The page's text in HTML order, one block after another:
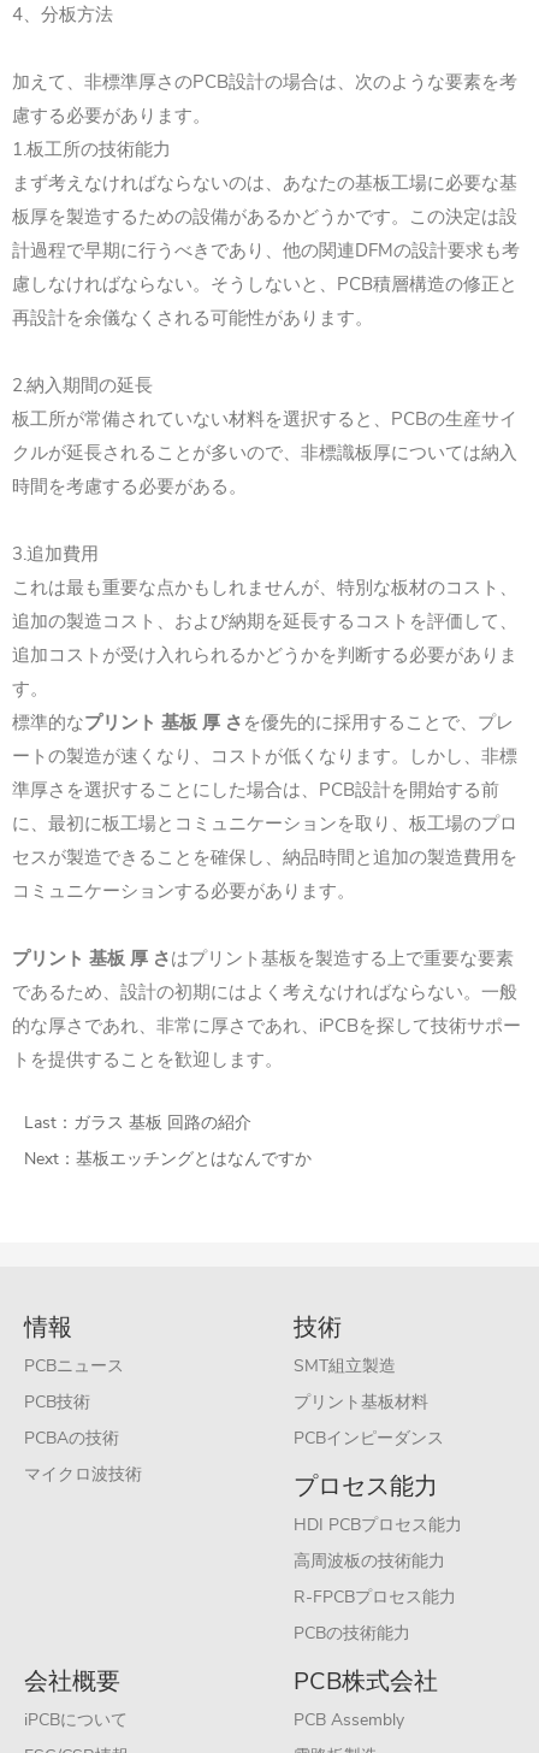
4、分板方法
加えて、非標準厚さのPCB設計の場合は、次のような要素を考
慮する必要があります。
1.板工所の技術能力
まず考えなければならないのは、あなたの基板工場に必要な基
板厚を製造するための設備があるかどうかです。この決定は設
計過程で早期に行うべきであり、他の関連DFMの設計要求も考
慮しなければならない。そうしないと、PCB積層構造の修正と
再設計を余儀なくされる可能性があります。
2.納入期間の延長
板工所が常備されていない材料を選択すると、PCBの生産サイ
クルが延長されることが多いので、非標識板厚については納入
時間を考慮する必要がある。
3.追加費用
これは最も重要な点かもしれませんが、特別な板材のコスト、
追加の製造コスト、および納期を延長するコストを評価して、
追加コストが受け入れられるかどうかを判断する必要がありま
す。
標準的なプリント 基板 厚 さ を優先的に採用することで、プレ
ートの製造が速くなり、コストが低くなります。しかし、非標
準厚さを選択することにした場合は、PCB設計を開始する前
に、最初に板工場とコミュニケーションを取り、板工場のプロ
セスが製造できることを確保し、納品時間と追加の製造費用を
コミュニケーションする必要があります。
プリント 基板 厚 さはプリント基板を製造する上で重要な要素
であるため、設計の初期にはよく考えなければならない。一般
的な厚さであれ、非常に厚さであれ、iPCBを探して技術サポー
トを提供することを歓迎します。
Last： ガラス 基板 回路の紹介
Next： 基板エッチングとはなんですか
情報
PCBニュース
PCB技術
PCBAの技術
マイクロ波技術
技術
SMT組立製造
プリント基板材料
PCBインピーダンス
プロセス能力
HDI PCBプロセス能力
高周波板の技術能力
R-FPCBプロセス能力
PCBの技術能力
会社概要
iPCBについて
PCB株式会社
PCB Assembly